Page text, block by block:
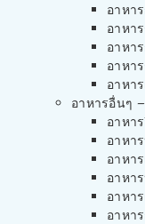
อาหา
อาหา
อาหา
อาหา
อาหา
อาหารอื่นๆ
อาหา
อาหา
อาหา
อาหา
อาหา
อาหา